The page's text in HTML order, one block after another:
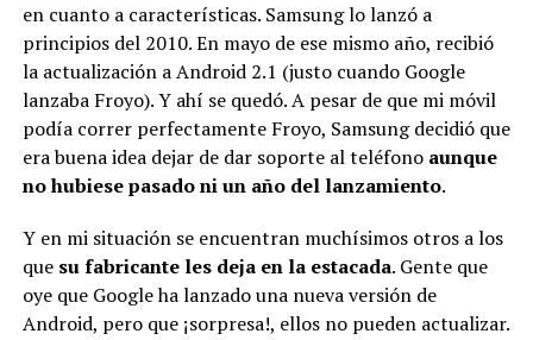
en cuanto a características. Samsung lo lanzó a
principios del 2010. En mayo de ese mismo año, recibió
la actualización a Android 2.1 (justo cuando Google
lanzaba Froyo). Y ahí se quedó. A pesar de que mi móvil
podía correr perfectamente Froyo, Samsung decidió que
era buena idea dejar de dar soporte al teléfono aunque
no hubiese pasado ni un año del lanzamiento.
Y en mi situación se encuentran muchísimos otros a los
que su fabricante les deja en la estacada. Gente que
oye que Google ha lanzado una nueva versión de
Android, pero que ¡sorpresa!, ellos no pueden actualizar.